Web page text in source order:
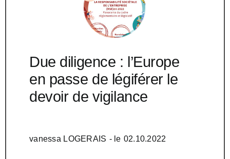
Due diligence : l’Europe
en passe de légiférer le
devoir de vigilance
vanessa LOGERAIS - le 02.10.2022